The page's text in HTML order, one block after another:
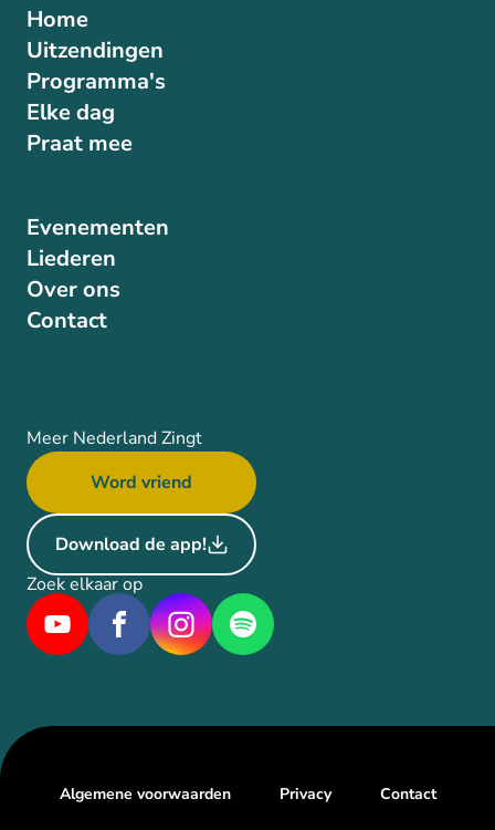
Home
Uitzendingen
Programma's
Elke dag
Praat mee
Evenementen
Liederen
Over ons
Contact
Meer Nederland Zingt
Word vriend
Download de app!
Zoek elkaar op
Algemene voorwaarden Privacy Contact